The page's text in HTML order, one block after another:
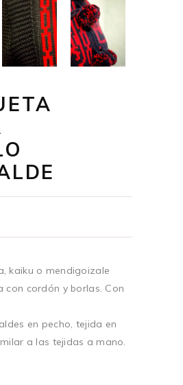
kaiku o mendigoizale
con cordón y borlas. Con
en pecho, tejida en
a las tejidas a mano.